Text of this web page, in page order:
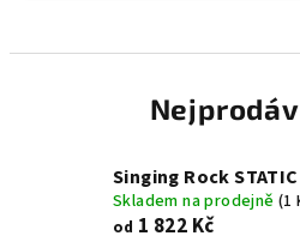
Singing Rock STATIC
Skladem na prodejně(1
od 1 822 Kč